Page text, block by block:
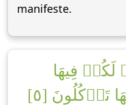
manifeste.
فِيهَا
[٥]